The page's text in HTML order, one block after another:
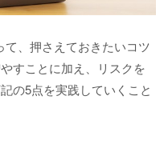
、押さえておきたいコツ
すことに加え、リスクを
の5点を実践していくこと